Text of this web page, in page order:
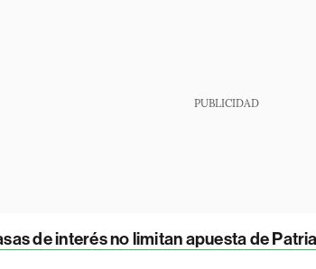
PUBLICIDAD
de interés no limitan apuesta de